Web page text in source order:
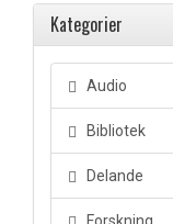
Kategorier
Audio
Bibliotek
Delande